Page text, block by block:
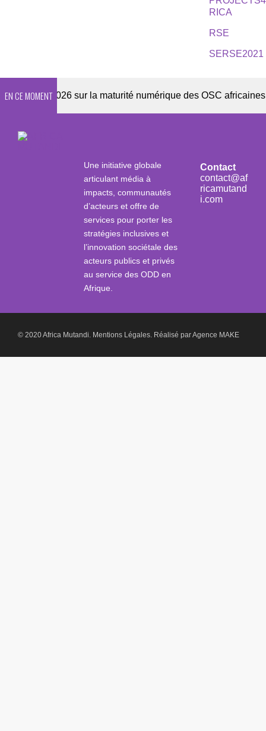
RICA
RSE
SERSE2021
EN CE MOMENT
2026 sur la maturité numérique des OSC africaines
Une initiative globale
articulant média à
impacts, communautés
d’acteurs et offre de
services pour porter les
stratégies inclusives et
l’innovation sociétale des
acteurs publics et privés
au service des ODD en
Afrique.
Contact
contact@af
ricamutand
i.com
© 2020 Africa Mutandi. Mentions Légales. Réalisé parAgence MAKE